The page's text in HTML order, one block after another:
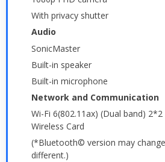
With privacy shutter
Audio
SonicMaster
Built-in speaker
Built-in microphone
Network and Communication
Wi-Fi 6(802.11ax) (Dual band)
Wireless Card
(*Bluetooth© version may
different.)